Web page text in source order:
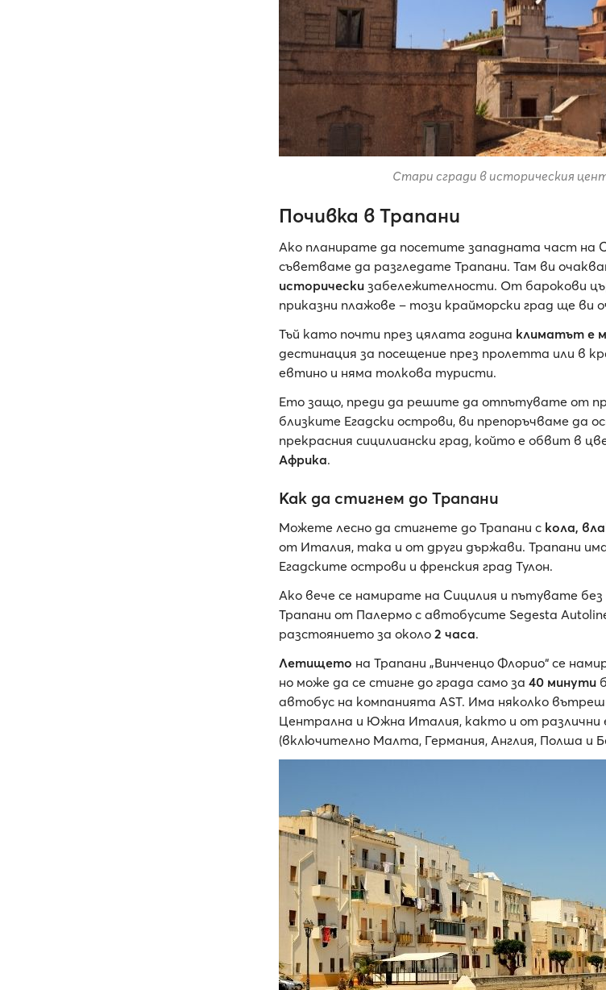
Стари сгради в историческия
Почивка в Трапани
Ако планирате да посетите западната част на
съветваме да разгледате Трапани. Там ви
исторически забележителности. От барокови
приказни плажове – този крайморски град ще ви
Тъй като почти през цялата година климатът е
дестинация за посещение през пролетта или в
евтино и няма толкова туристи.
Ето защо, преди да решите да отпътувате от
близките Егадски острови, ви препоръчваме да
прекрасния сицилиански град, който е обвит в
Африка.
Как да стигнем до Трапани
Можете лесно да стигнете до Трапани с кола,
от Италия, така и от други държави. Трапани
Егадските острови и френския град Тулон.
Ако вече се намирате на Сицилия и пътувате
Трапани от Палермо с автобусите Segesta
разстоянието за около 2 часа.
Летището на Трапани „Винченцо Флорио“ се
но може да се стигне до града само за 40 минути
автобус на компанията AST. Има няколко
Централна и Южна Италия, както и от различни
(включително Малта, Германия, Англия, Полша и